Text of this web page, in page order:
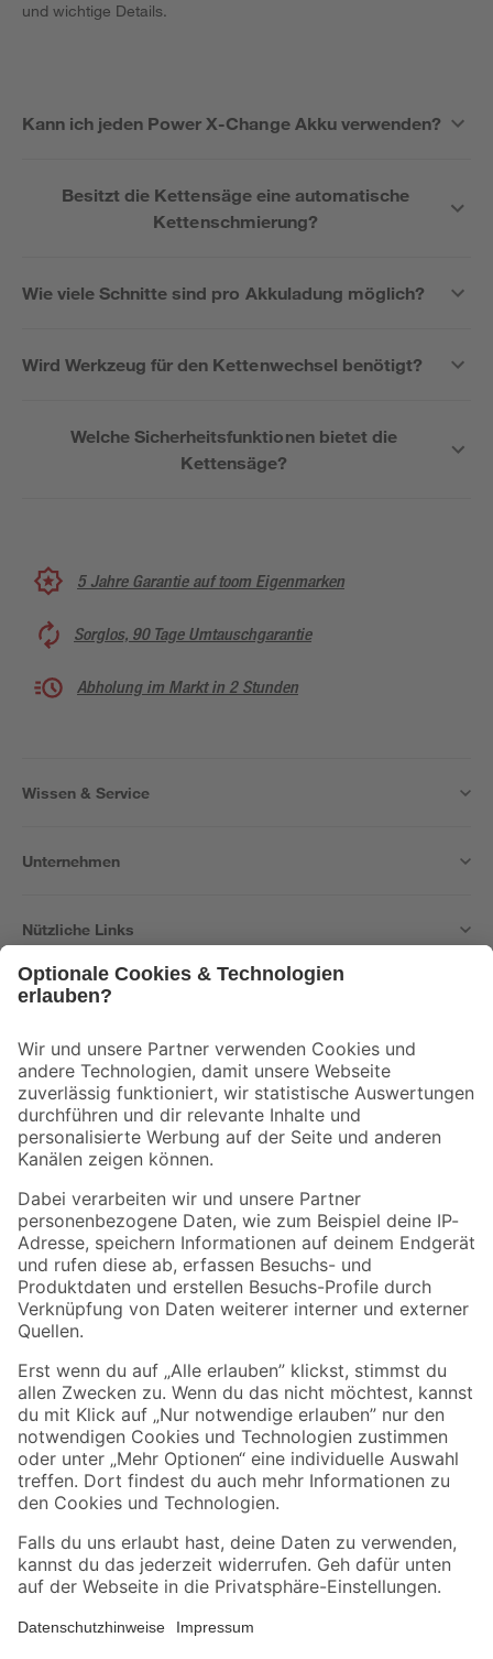
und wichtige Details.
Kann ich jeden Power X-Change Akku verwenden?
Besitzt die Kettensäge eine automatische
Kettenschmierung?
Wie viele Schnitte sind pro Akkuladung möglich?
Wird Werkzeug für den Kettenwechsel benötigt?
Welche Sicherheitsfunktionen bietet die
Kettensäge?
5 Jahre Garantie auf toom Eigenmarken
Sorglos, 90 Tage Umtauschgarantie
Abholung im Markt in 2 Stunden
Wissen & Service
Unternehmen
Nützliche Links
Der toom Newsletter: Keine Angebote und Aktionen mehr verpassen!
Zur Newsletter Anmeldung
Folge uns
Zahlungsarten Versandarten
Sicher einkaufen
Jetzt die toom-App herunterladen
Alle Preisangaben in EUR inkl. gesetzl. MwSt.. Die dargestellten Angebote sind unter
Umständen nicht in allen Märkten verfügbar. Die angegebenen Verfügbarkeiten beziehen
Produkte nur solange der Vorrat reicht.
*Paketversand ab 59 € versandkostenfrei, gilt nicht für Artikel mit Speditionsversand, hier